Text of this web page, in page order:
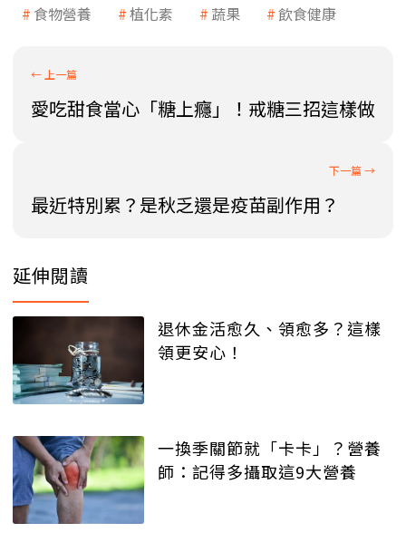
食物營養 植化素 蔬果 飲食健康
愛吃甜食當心「糖上癮」！戒糖三招這樣做
最近特別累？是秋乏還是疫苗副作用？
延伸閱讀
退休金活愈久、領愈多？這樣
領更安心！
一換季關節就「卡卡」？營養
師：記得多攝取這9大營養